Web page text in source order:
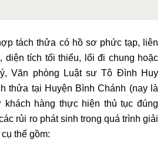
tách thửa có hồ sơ phức tạp, liên
diện tích tối thiểu, lối đi chung hoặc
Văn phòng Luật sư Tô Đình Huy
thửa tại Huyện Bình Chánh (nay là
khách hàng thực hiện thủ tục đúng
rủi ro phát sinh trong quá trình giải
thể gồm: